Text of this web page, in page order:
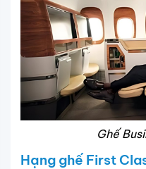
Ghế
Hạng ghế First